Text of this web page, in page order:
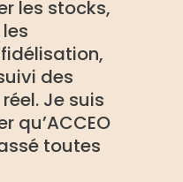
les stocks,
des
Je suis
qu’ACCEO
toutes